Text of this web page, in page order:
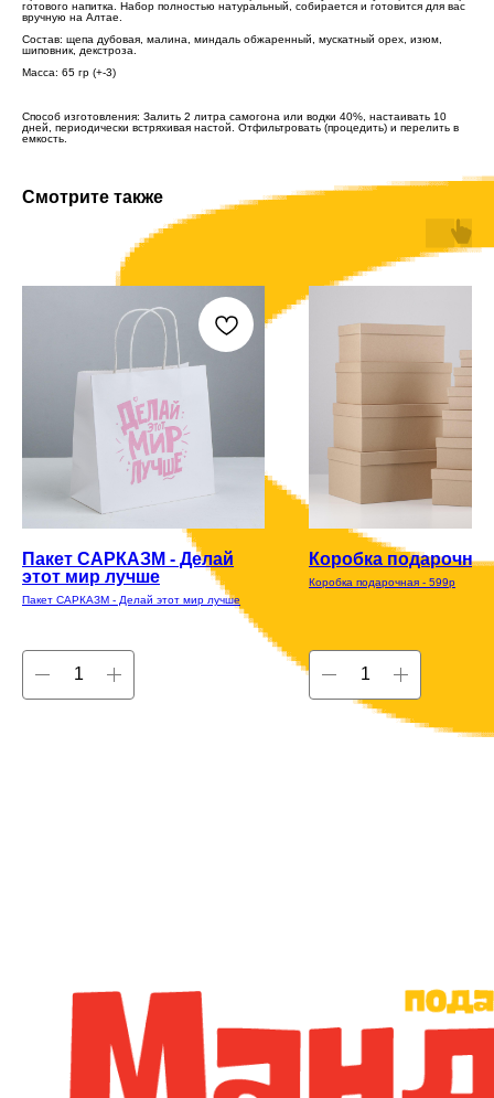
готового напитка. Набор полностью натуральный, собирается и готовится для вас
вручную на Алтае.
Состав: щепа дубовая, малина, миндаль обжаренный, мускатный орех, изюм,
шиповник, декстроза.
Масса: 65 гр (+-3)
Способ изготовления: Залить 2 литра самогона или водки 40%, настаивать 10
дней, периодически встряхивая настой. Отфильтровать (процедить) и перелить в
емкость.
Смотрите также
Пакет САРКАЗМ - Делай
этот мир лучше
Пакет САРКАЗМ - Делай этот мир лучше
Коробка
Коробка подарочная - 599р